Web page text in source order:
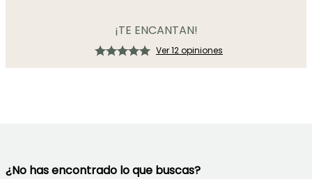
¡TE ENCANTAN!
Ver 12 opiniones
¿No has encontrado lo que buscas?